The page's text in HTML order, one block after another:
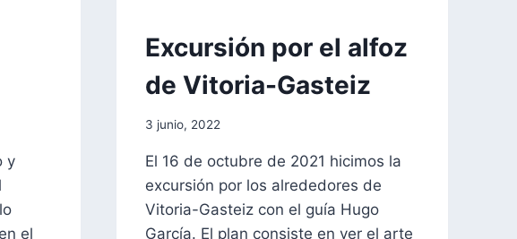
y
el
EXCURSIONES
|
|
Excursión por el alfoz
de Vitoria-Gasteiz
Por
3 junio, 2022
El 16 de octubre de 2021 hicimos la
excursión por los alrededores de
Vitoria-Gasteiz con el guía Hugo
García. El plan consiste en ver el arte